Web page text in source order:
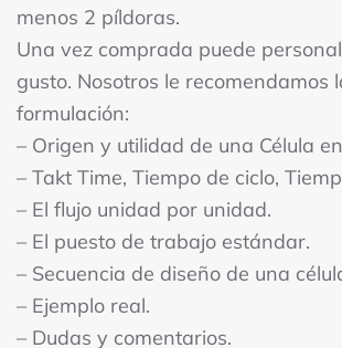
menos 2 píldoras.
Una vez comprada puede
gusto. Nosotros le recomendamos
formulación:
– Origen y utilidad de una Célula
– Takt Time, Tiempo de ciclo,
– El flujo unidad por unidad.
– El puesto de trabajo estándar.
– Secuencia de diseño de una
– Ejemplo real.
– Dudas y comentarios.